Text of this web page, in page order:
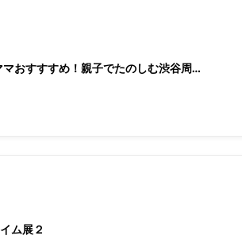
マおすすすめ！親子でたのしむ渋谷周…
ム展２